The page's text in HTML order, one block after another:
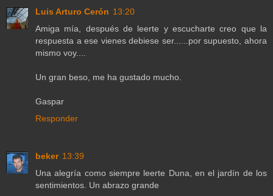
Luis Arturo Cerón 13:20
Amiga mía, después de leerte y escucharte creo que la
respuesta a ese vienes debiese ser......por supuesto, ahora
mismo voy....
Un gran beso, me ha gustado mucho.
Gaspar
Responder
beker 13:39
Una alegría como siempre leerte Duna, en el jardín de los
sentimientos. Un abrazo grande